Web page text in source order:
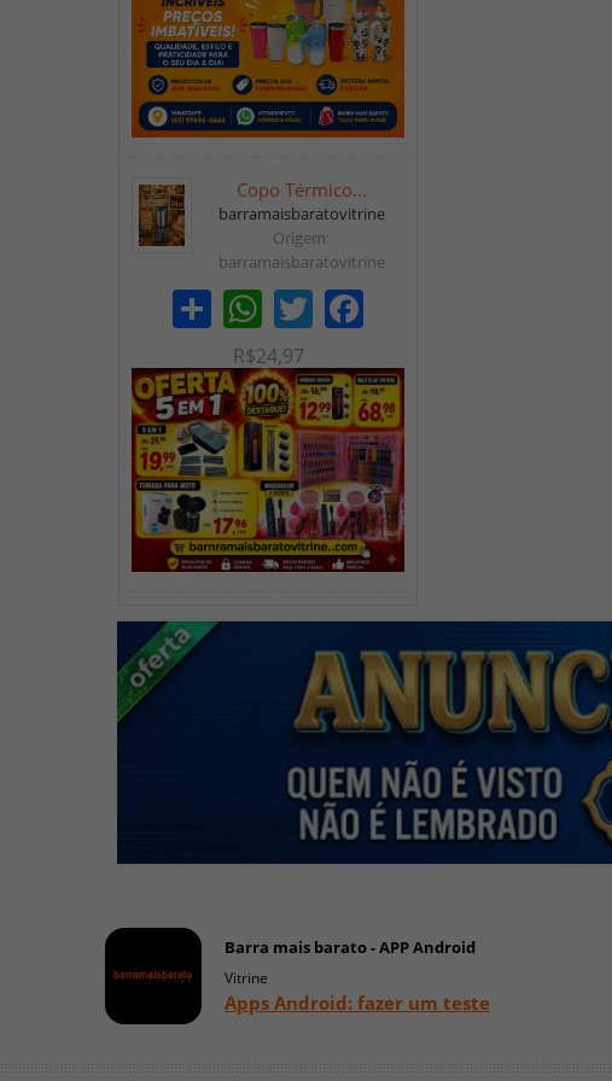
Copo Térmico...
barramaisbaratovitrine
Origem:
barramaisbaratovitrine
Share WhatsAppTwitter Facebook
R$24,97
Barra mais barato - APP Android
Vitrine
Apps Android: fazer um teste